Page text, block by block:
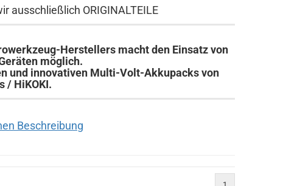
ausschließlich ORIGINALTEILE
Herstellers macht den Einsatz von
möglich.
und innovativen Multi-Volt-Akkupacks von
/ HiKOKI.
Beschreibung